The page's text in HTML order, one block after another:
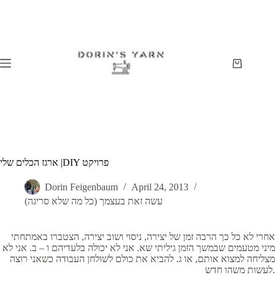
Shopping
ארגז הכלים שלי |DIY פרויקט
Dorin Feigenbaum
April 24, 2013
עשה זאת בעצמך (כל מה שלא סריגה)
אחרי לא כל כך הרבה זמן של יצירה, ניסוי ושוב יצירה, הצטברו באמתחתי
מיני מטעמים שבמשך הזמן גיליתי שא. אני לא יכולה בלעדיהם ו – ב. אני לא
מצליחה למצוא אותם, או ג. להביא את כולם לשולחן העבודה כשאני רוצה
לעשות משהו חדש.